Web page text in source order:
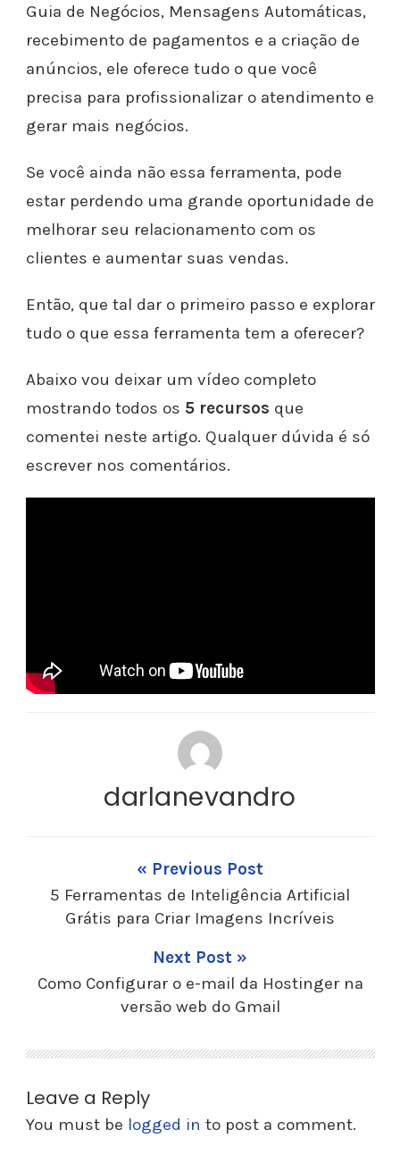
Guia de Negócios, Mensagens Automáticas,
recebimento de pagamentos e a criação de
anúncios, ele oferece tudo o que você
precisa para profissionalizar o atendimento e
gerar mais negócios.
Se você ainda não essa ferramenta, pode
estar perdendo uma grande oportunidade de
melhorar seu relacionamento com os
clientes e aumentar suas vendas.
Então, que tal dar o primeiro passo e explorar
tudo o que essa ferramenta tem a oferecer?
Abaixo vou deixar um vídeo completo
mostrando todos os 5 recursos que
comentei neste artigo. Qualquer dúvida é só
escrever nos comentários.
darlanevandro
« Previous Post
5 Ferramentas de Inteligência Artificial
Grátis para Criar Imagens Incríveis
Next Post »
Como Configurar o e-mail da Hostinger na
versão web do Gmail
Leave a Reply
You must be logged in to post a comment.